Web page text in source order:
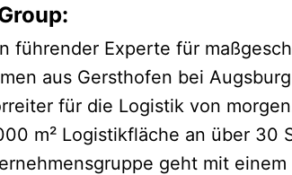
führender Experte für
aus Gersthofen bei
für die Logistik von
m² Logistikfläche an über
geht mit